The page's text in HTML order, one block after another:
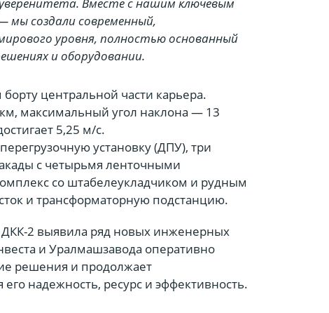
создали современный,
уровня, полностью основанный
и оборудовании.
центральной части карьера.
максимальный угол наклона — 13
5,25 м/с.
установку (ДПУ), три
с четырьмя ленточными
со штабелеукладчиком и рудным
и трансформаторную подстанцию.
2 выявила ряд новых инженерных
и Уралмашзавода оперативно
решения и продолжает
надежность, ресурс и эффективность.